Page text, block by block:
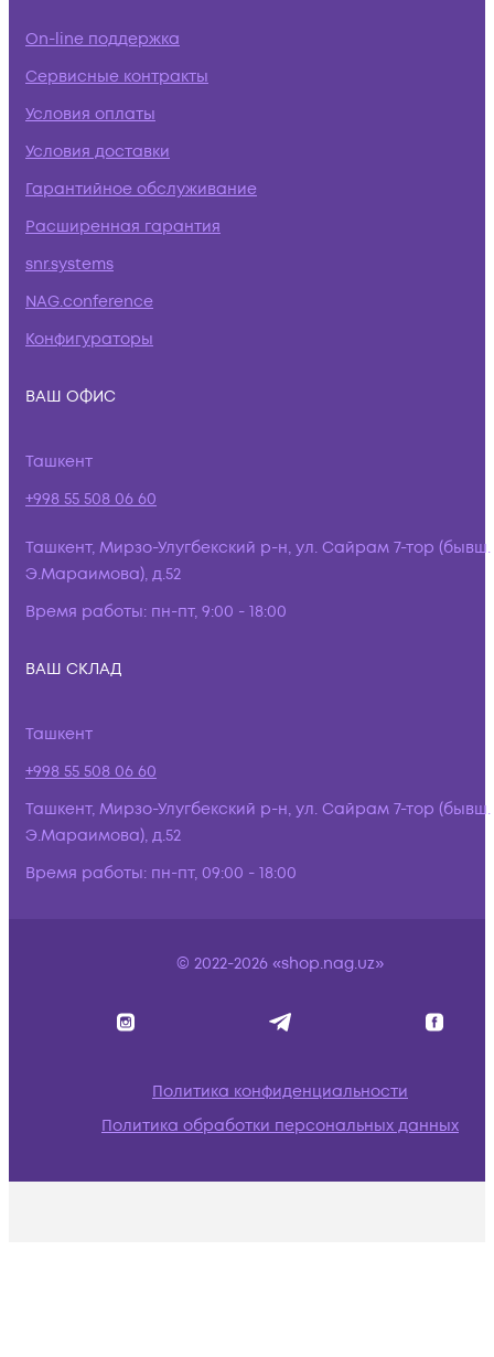
On-line поддержка
Сервисные контракты
Условия оплаты
Условия доставки
Гарантийное обслуживание
Расширенная гарантия
snr.systems
NAG.conference
Конфигураторы
ВАШ ОФИС
Ташкент
+998 55 508 06 60
Ташкент, Мирзо-Улугбекский р-н, ул. Сайрам 7-тор (бывш.
Э.Мараимова), д.52
Время работы: пн-пт, 9:00 - 18:00
ВАШ СКЛАД
Ташкент
+998 55 508 06 60
Ташкент, Мирзо-Улугбекский р-н, ул. Сайрам 7-тор (бывш.
Э.Мараимова), д.52
Время работы: пн-пт, 09:00 - 18:00
© 2022-2026 «shop.nag.uz»
Политика конфиденциальности
Политика обработки персональных данных